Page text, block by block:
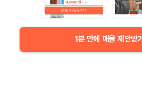
1분 만에 매물 제안받기